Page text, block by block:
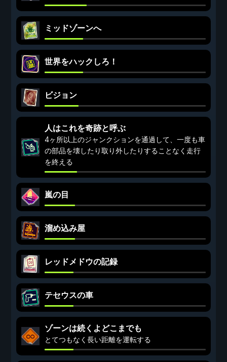
ミッドゾーンへ
世界をハックしろ！
ビジョン
人はこれを奇跡と呼ぶ
4ヶ所以上のジャンクションを通過して、一度も車
の部品を壊したり取り外したりすることなく走行
を終える
嵐の目
溜め込み屋
レッドメドウの記録
テセウスの車
ゾーンは続くよどこまでも
とてつもなく長い距離を運転する